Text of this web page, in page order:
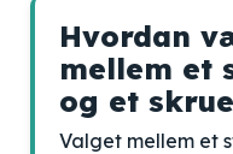
Hvordan
mellem et
og et
Valget mellem et